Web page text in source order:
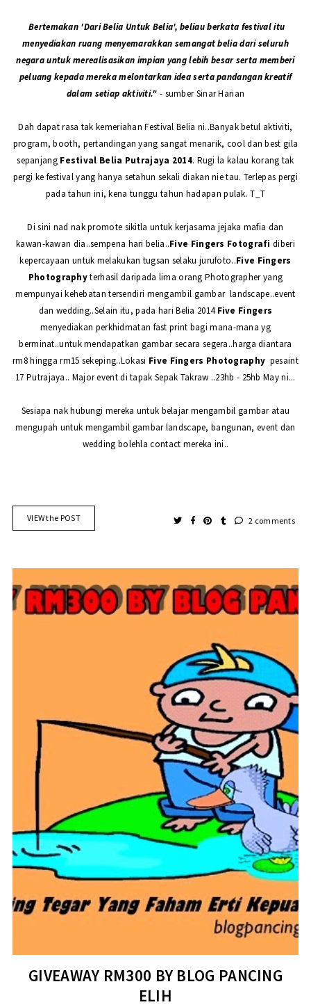
Bertemakan 'Dari Belia Untuk Belia', beliau berkata festival itu
menyediakan ruang menyemarakkan semangat belia dari seluruh
negara untuk merealisasikan impian yang lebih besar serta memberi
peluang kepada mereka melontarkan idea serta pandangan kreatif
dalam setiap aktiviti." - sumber Sinar Harian
Dah dapat rasa tak kemeriahan Festival Belia ni..Banyak betul aktiviti,
program, booth, pertandingan yang sangat menarik, cool dan best gila
sepanjangFestival Belia Putrajaya 2014. Rugi la kalau korang tak
pergi ke festival yang hanya setahun sekali diakan nie tau. Terlepas pergi
pada tahun ini, kena tunggu tahun hadapan pulak. T_T
Di sini nad nak promote sikitla untuk kerjasama jejaka mafia dan
kawan-kawan dia..sempena hari belia..Five Fingers Fotografidiberi
kepercayaan untuk melakukan tugsan selaku jurufoto..Five Fingers
Photographyterhasil daripada lima orang Photographer yang
mempunyai kehebatan tersendiri mengambil gambar landscape..event
dan wedding..Selain itu, pada hari Belia 2014 Five Fingers
menyediakan perkhidmatan fast print bagi mana-mana yg
berminat..untuk mendapatkan gambar secara segera..harga diantara
rm8 hingga rm15 sekeping..Lokasi Five Fingers Photography pesaint
17 Putrajaya.. Major event di tapak Sepak Takraw ..23hb - 25hb May ni...
Sesiapa nak hubungi mereka untuk belajar mengambil gambar atau
mengupah untuk mengambil gambar landscape, bangunan, event dan
wedding bolehla contact mereka ini..
VIEW the POST 2 comments
GIVEAWAY RM300 BY BLOG PANCING
ELIH